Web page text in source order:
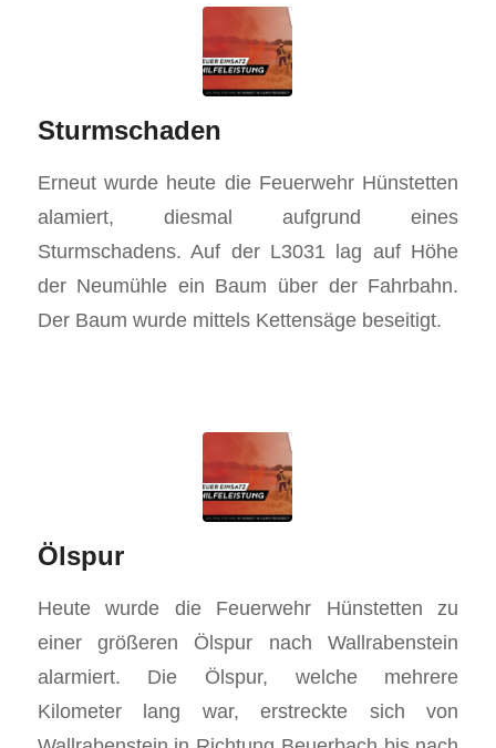
Sturmschaden
Erneut wurde heute die Feuerwehr Hünstetten
alamiert, diesmal aufgrund eines
Sturmschadens. Auf der L3031 lag auf Höhe
der Neumühle ein Baum über der Fahrbahn.
Der Baum wurde mittels Kettensäge beseitigt.
Ölspur
Heute wurde die Feuerwehr Hünstetten zu
einer größeren Ölspur nach Wallrabenstein
alarmiert. Die Ölspur, welche mehrere
Kilometer lang war, erstreckte sich von